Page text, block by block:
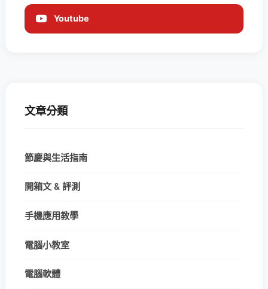
Youtube
文章分類
節慶與生活指南
開箱文 & 評測
手機應用教學
電腦小教室
電腦軟體